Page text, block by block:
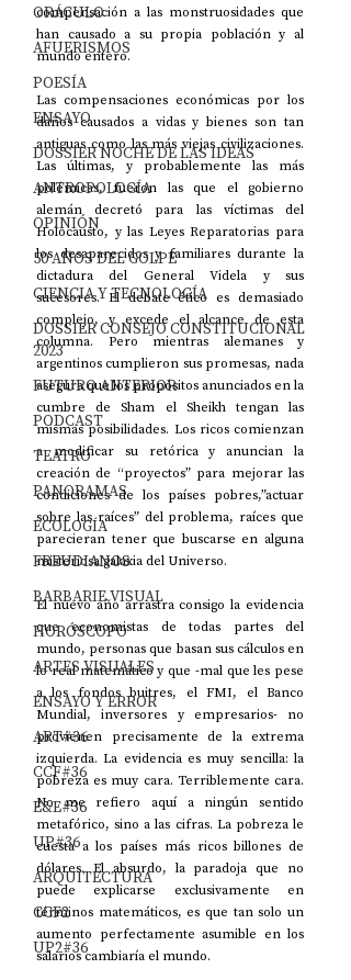
ORÁCULO
AFUERISMOS
POESÍA
ENSAYO
DOSSIER NOCHE DE LAS IDEAS
ANTROPOLOGÍA
OPINIÓN
50 AÑOS DEL GOLPE
CIENCIA Y TECNOLOGÍA
DOSSIER CONSEJO CONSTITUCIONAL
2023
FUTURO ANTERIOR
PODCAST
TEATRO
PANORAMAS
ECOLOGÍA
FREUDIANOS
BARBARIE VISUAL
HORÓSCOPO
ARTES VISUALES
ENSAYO Y ERROR
ART#36
CCF#36
E&E#36
UP#36
ARQUITECTURA
CCF2
UP2#36
compensación a las monstruosidades que
han causado a su propia población y al
mundo entero.
Las compensaciones económicas por los
daños causados a vidas y bienes son tan
antiguas como las más viejas civilizaciones.
Las últimas, y probablemente las más
polémicas, fueron las que el gobierno
alemán decretó para las víctimas del
Holocausto, y las Leyes Reparatorias para
los desaparecidos y familiares durante la
dictadura del General Videla y sus
sucesores. El debate ético es demasiado
complejo, y excede el alcance de esta
columna. Pero mientras alemanes y
argentinos cumplieron sus promesas, nada
asegura que los propósitos anunciados en la
cumbre de Sham el Sheikh tengan las
mismas posibilidades. Los ricos comienzan
a modificar su retórica y anuncian la
creación de “proyectos” para mejorar las
condiciones de los países pobres,”actuar
sobre las raíces” del problema, raíces que
parecieran tener que buscarse en alguna
misteriosa galaxia del Universo.
El nuevo año arrastra consigo la evidencia
que economistas de todas partes del
mundo, personas que basan sus cálculos en
lo real matemático y que -mal que les pese
a los fondos buitres, el FMI, el Banco
Mundial, inversores y empresarios- no
provienen precisamente de la extrema
izquierda. La evidencia es muy sencilla: la
pobreza es muy cara. Terriblemente cara.
No me refiero aquí a ningún sentido
metafórico, sino a las cifras. La pobreza le
cuesta a los países más ricos billones de
dólares. El absurdo, la paradoja que no
puede explicarse exclusivamente en
términos matemáticos, es que tan solo un
aumento perfectamente asumible en los
salarios cambiaría el mundo.